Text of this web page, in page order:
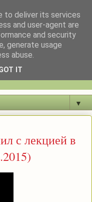
азербайджанцев
▼
с лекцией в
to deliver its services
and user-agent are
and security
generate usage
abuse.
IT